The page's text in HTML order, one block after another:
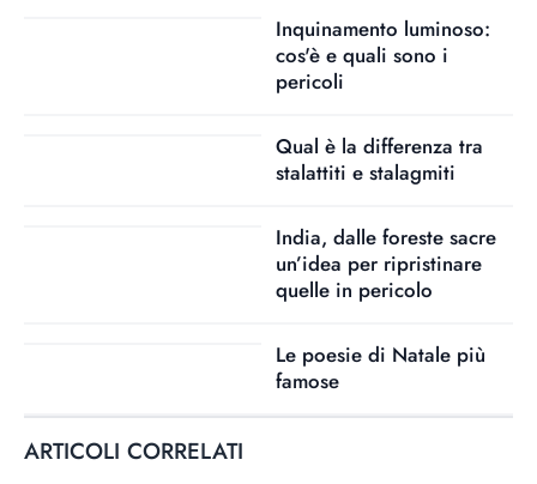
Inquinamento luminoso:
cos'è e quali sono i
pericoli
Qual è la differenza tra
stalattiti e stalagmiti
India, dalle foreste sacre
un’idea per ripristinare
quelle in pericolo
Le poesie di Natale più
famose
ARTICOLI CORRELATI